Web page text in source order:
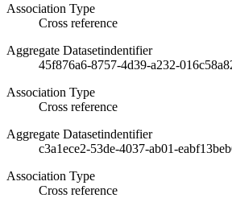
Association Type
Cross reference
Aggregate Datasetindentifier
45f876a6-8757-4d39-a232-
Association Type
Cross reference
Aggregate Datasetindentifier
c3a1ece2-53de-4037-ab01-
Association Type
Cross reference